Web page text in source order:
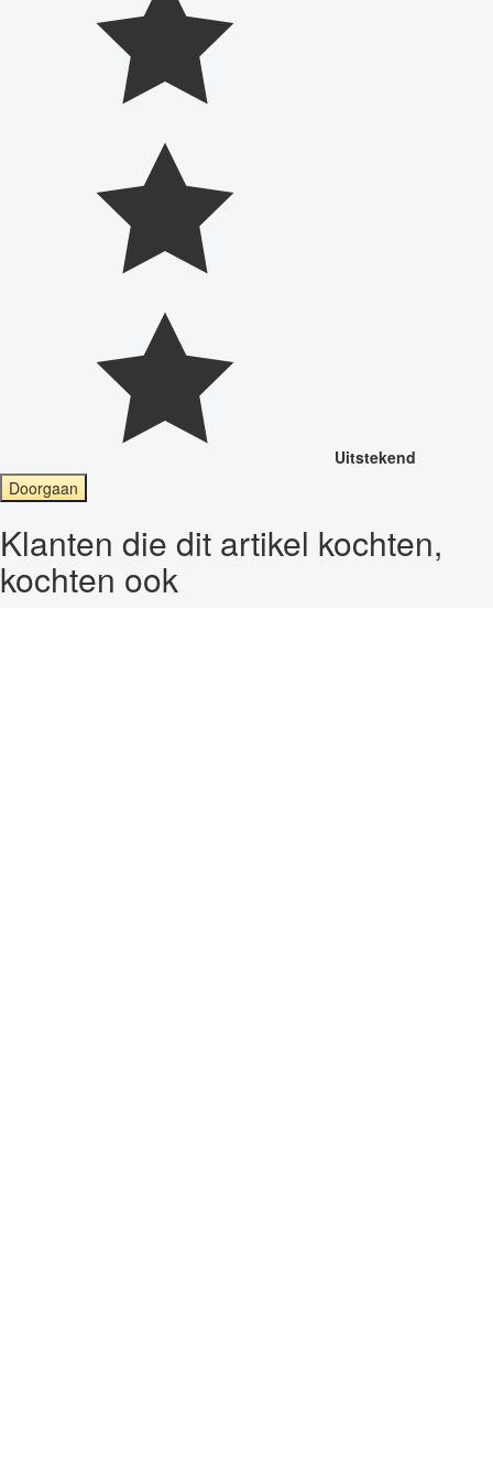
Uitstekend
Doorgaan
Klanten die dit artikel kochten,
kochten ook